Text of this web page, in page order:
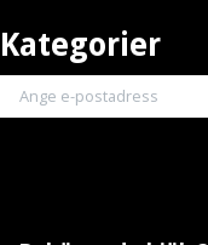
Kategorier